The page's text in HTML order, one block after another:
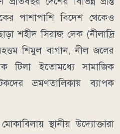
পাশাপাশি বিদেশ থেকেও
শহীদ সিরাজ লেক (নীলাদ্রি
শিমুল বাগান, নীল জলের
টিলা ইতোমধ্যে সামাজিক
ভ্রমণতালিকায় ব্যাপক
স্থানীয় উদ্যোক্তারা